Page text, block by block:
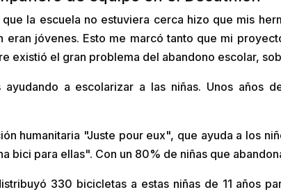
la escuela no estuviera cerca hizo que mis
eran jóvenes. Esto me marcó tanto que mi
existió el gran problema del abandono escolar,
a escolarizar a las niñas. Unos años
humanitaria "Juste pour eux", que ayuda a los
bici para ellas". Con un 80% de niñas que
330 bicicletas a estas niñas de 11 años